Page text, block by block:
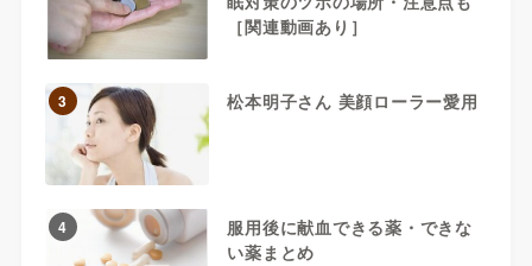
［関連動画あり］
3 松本明子さん 美顔ローラー愛用
4
服用後に献血できる薬・できな
い薬まとめ